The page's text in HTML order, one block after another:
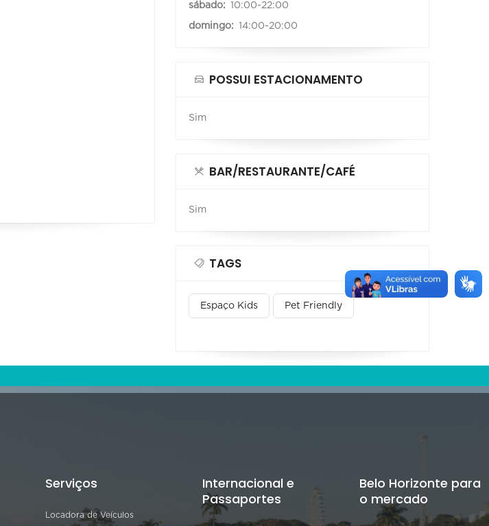
sábado: 10:00-22:00
domingo: 14:00-20:00
POSSUI ESTACIONAMENTO
Sim
BAR/RESTAURANTE/CAFÉ
Sim
TAGS
Espaço Kids Pet Friendly
Serviços
Locadora de Veículos
Internacional e
Passaportes
Belo Horizonte para
o mercado